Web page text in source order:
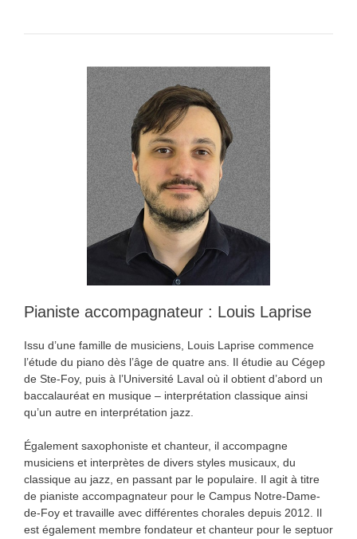
Pianiste accompagnateur : Louis Laprise
Issu d’une famille de musiciens, Louis Laprise commence
l’étude du piano dès l’âge de quatre ans. Il étudie au Cégep
de Ste-Foy, puis à l’Université Laval où il obtient d’abord un
baccalauréat en musique – interprétation classique ainsi
qu’un autre en interprétation jazz.
Également saxophoniste et chanteur, il accompagne
musiciens et interprètes de divers styles musicaux, du
classique au jazz, en passant par le populaire. Il agit à titre
de pianiste accompagnateur pour le Campus Notre-Dame-
de-Foy et travaille avec différentes chorales depuis 2012. Il
est également membre fondateur et chanteur pour le septuor